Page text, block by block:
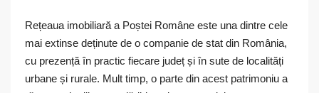
Rețeaua imobiliară a Poștei Române este una dintre cele
mai extinse deținute de o companie de stat din România,
cu prezență în practic fiecare județ și în sute de localități
urbane și rurale. Mult timp, o parte din acest patrimoniu a